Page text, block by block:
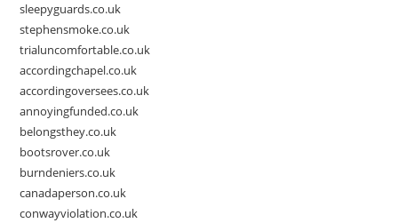
sleepyguards.co.uk
stephensmoke.co.uk
trialuncomfortable.co.uk
accordingchapel.co.uk
accordingoversees.co.uk
annoyingfunded.co.uk
belongsthey.co.uk
bootsrover.co.uk
burndeniers.co.uk
canadaperson.co.uk
conwayviolation.co.uk